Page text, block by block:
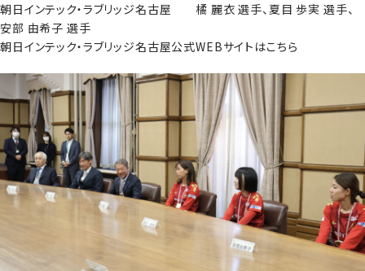
朝日インテック・ラブリッジ名古屋 橘 麗衣 選手、夏目 歩実 選手、
安部 由希子 選手
朝日インテック・ラブリッジ名古屋公式WEBサイトはこちら